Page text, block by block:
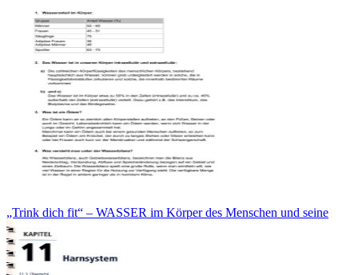
„Trink dich fit“ – WASSER im Körper des Menschen und seine